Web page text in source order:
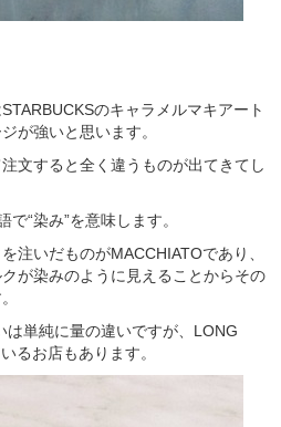
のキャラメルマキアート
が強いと思います。
文すると全く違うものが出てきてし
で“染み”を意味します。
注いだものがMACCHIATOであり、
が染みのように見えることからその
単純に量の違いですが、LONG
るお店もあります。